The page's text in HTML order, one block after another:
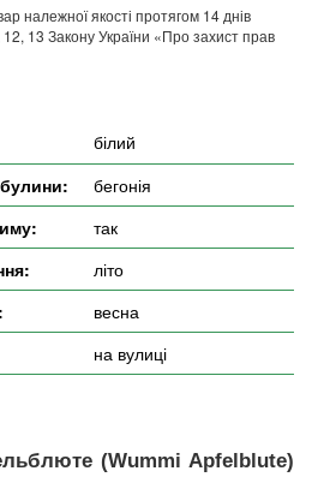
належної якості протягом 14 днів
12, 13 Закону України «Про захист прав
білий
бегонія
так
літо
весна
на вулиці
(Wummi Apfelblute)